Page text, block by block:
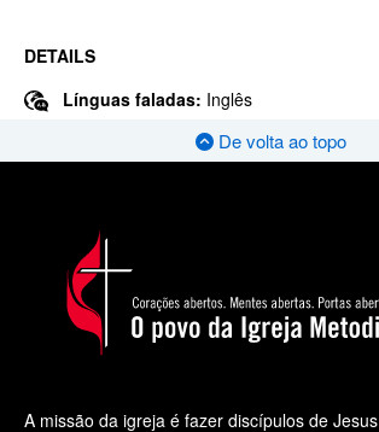
DETAILS
Línguas faladas: Inglês
De volta ao topo
A missão da igreja é fazer discípulos de Jesus